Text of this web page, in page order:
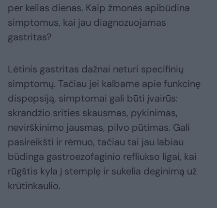
per kelias dienas. Kaip žmonės apibūdina
simptomus, kai jau diagnozuojamas
gastritas?
Lėtinis gastritas dažnai neturi specifinių
simptomų. Tačiau jei kalbame apie funkcinę
dispepsiją, simptomai gali būti įvairūs:
skrandžio srities skausmas, pykinimas,
nevirškinimo jausmas, pilvo pūtimas. Gali
pasireikšti ir rėmuo, tačiau tai jau labiau
būdinga gastroezofaginio refliukso ligai, kai
rūgštis kyla į stemplę ir sukelia deginimą už
krūtinkaulio.